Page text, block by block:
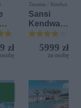
by
zł
Tanzania / Kendwa
Sansi
Kendwa
Beach
Resort
5999 zł
za osobę